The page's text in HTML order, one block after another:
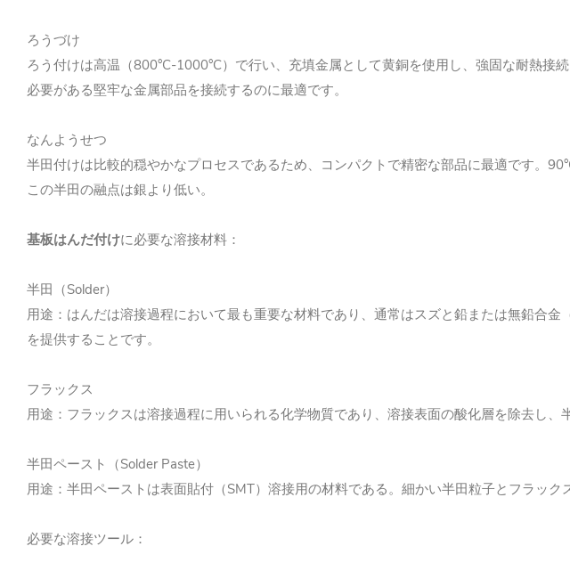
ろうづけ
ろう付けは高温（800°C-1000°C）で行い、充填金属として黄銅を使用し、強固な耐熱
必要がある堅牢な金属部品を接続するのに最適です。
なんようせつ
半田付けは比較的穏やかなプロセスであるため、コンパクトで精密な部品に最適です。
この半田の融点は銀より低い。
基板はんだ付けに必要な溶接材料：
半田（Solder）
用途：はんだは溶接過程において最も重要な材料であり、通常はスズと鉛または無鉛合
を提供することです。
フラックス
用途：フラックスは溶接過程に用いられる化学物質であり、溶接表面の酸化層を除去し、
半田ペースト（Solder Paste）
用途：半田ペーストは表面貼付（SMT）溶接用の材料である。細かい半田粒子とフラッ
必要な溶接ツール：